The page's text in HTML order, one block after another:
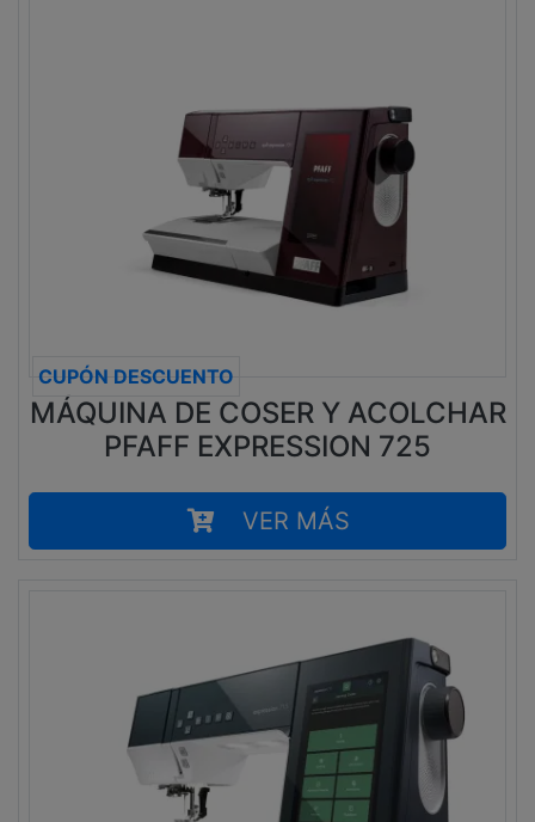
CUPÓN DESCUENTO
MÁQUINA DE COSER Y ACOLCHAR
PFAFF EXPRESSION 725
VER MÁS